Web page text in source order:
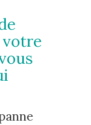
votre